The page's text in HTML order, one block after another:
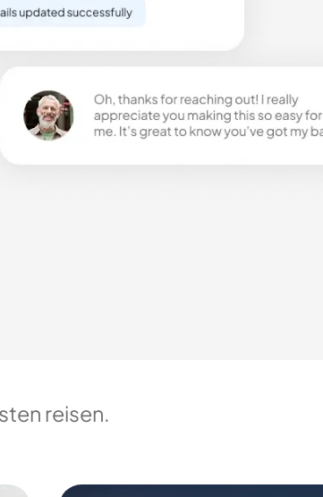
reisen.